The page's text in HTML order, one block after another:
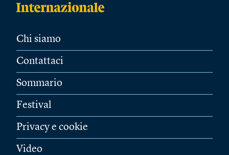
Chi siamo
Contattaci
Sommario
Festival
Privacy e cookie
Video